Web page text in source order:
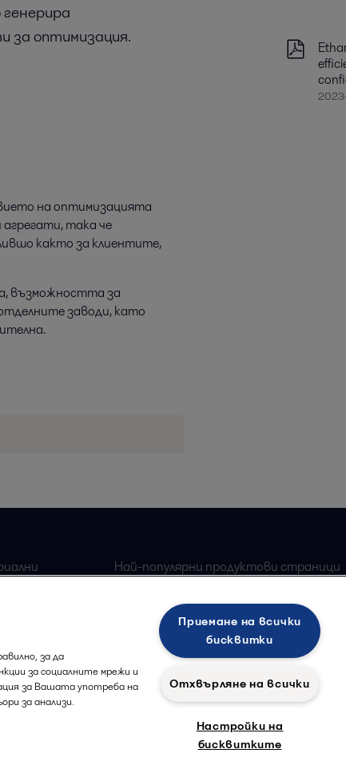
за оптимизация.
на оптимизацията
така че
както за клиентите,
възможността за
заводи, като
Най-популярни продуктови страници
Alfa Laval плочи топлообменници
Alfa Laval Сепаратори
за да
за социалните мрежи и
за Вашата употреба на
за анализи.
Приемане на всички
бисквитки
Отхвърляне на всички
Настройки на
бисквитките